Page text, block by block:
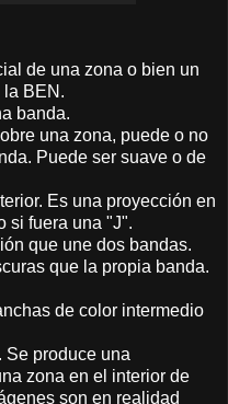
de una zona o bien un
la BEN.
banda.
una zona, puede o no
Puede ser suave o de
Es una proyección en
si fuera una "J".
que une dos bandas.
que la propia banda.
de color intermedio
Se produce una
zona en el interior de
son en realidad